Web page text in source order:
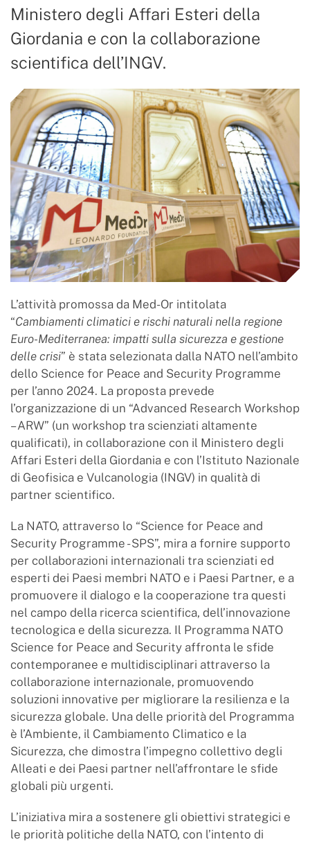
Ministero degli Affari Esteri della
Giordania e con la collaborazione
scientifica dell’INGV.
L’attività promossa da Med-Or intitolata
“Cambiamenti climatici e rischi naturali nella regione
Euro-Mediterranea: impatti sulla sicurezza e gestione
delle crisi” è stata selezionata dalla NATO nell’ambito
dello Science for Peace and Security Programme
per l’anno 2024. La proposta prevede
l’organizzazione di un “Advanced Research Workshop
– ARW” (un workshop tra scienziati altamente
qualificati), in collaborazione con il Ministero degli
Affari Esteri della Giordania e con l’Istituto Nazionale
di Geofisica e Vulcanologia (INGV) in qualità di
partner scientifico.
La NATO, attraverso lo “Science for Peace and
Security Programme - SPS”, mira a fornire supporto
per collaborazioni internazionali tra scienziati ed
esperti dei Paesi membri NATO e i Paesi Partner, e a
promuovere il dialogo e la cooperazione tra questi
nel campo della ricerca scientifica, dell’innovazione
tecnologica e della sicurezza. Il Programma NATO
Science for Peace and Security affronta le sfide
contemporanee e multidisciplinari attraverso la
collaborazione internazionale, promuovendo
soluzioni innovative per migliorare la resilienza e la
sicurezza globale. Una delle priorità del Programma
è l’Ambiente, il Cambiamento Climatico e la
Sicurezza, che dimostra l’impegno collettivo degli
Alleati e dei Paesi partner nell’affrontare le sfide
globali più urgenti.
L’iniziativa mira a sostenere gli obiettivi strategici e
le priorità politiche della NATO, con l’intento di